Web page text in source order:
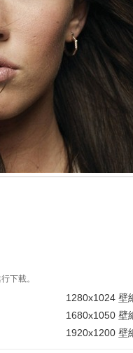
下載。
1280x1024 壁
1680x1050 壁
1920x1200 壁